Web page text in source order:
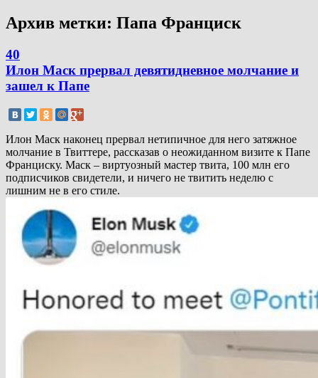
Архив метки: Папа Франциск
40
Илон Маск прервал девятидневное молчание и
зашел к Папе
Илон Маск наконец прервал нетипичное для него затяжное
молчание в Твиттере, рассказав о неожиданном визите к Папе
Франциску. Маск – виртуозный мастер твита, 100 млн его
подписчиков свидетели, и ничего не твитить неделю с
лишним не в его стиле.